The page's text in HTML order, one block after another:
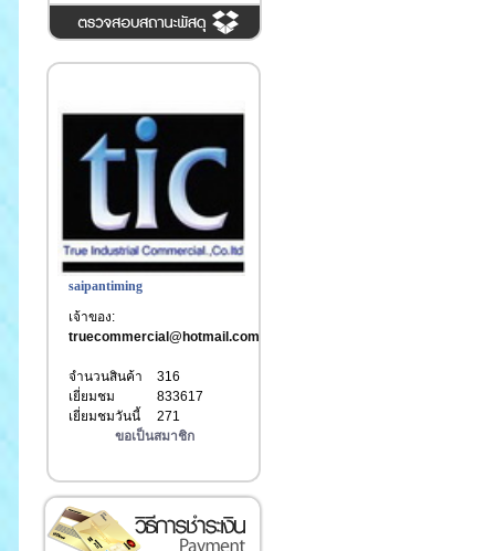
saipantiming
เจ้าของ:
truecommercial@hotmail.com
จำนวนสินค้า
316
เยี่ยมชม
833617
เยี่ยมชมวันนี้
271
ขอเป็นสมาชิก